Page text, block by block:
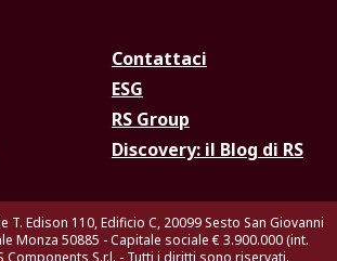
Contattaci
ESG
RS Group
Discovery: il Blog di RS
T. Edison 110, Edificio C, 20099 Sesto San Giovanni
Monza 50885 - Capitale sociale € 3.900.000 (int.